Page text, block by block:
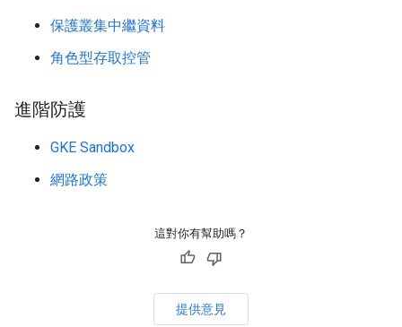
保護叢集中繼資料
角色型存取控管
進階防護
GKE Sandbox
網路政策
這對你有幫助嗎？
提供意見